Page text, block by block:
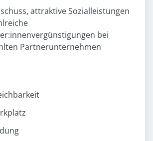
attraktive Sozialleistungen
bei
Partnerunternehmen